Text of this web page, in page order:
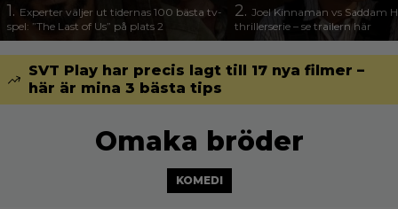
1. Experter väljer ut tidernas 100 bästa tv-
spel: ”The Last of Us” på plats 2
2. Joel Kinnaman vs Saddam
thrillerserie – se trailern här
SVT Play har precis lagt till 17 nya filmer –
här är mina 3 bästa tips
Omaka bröder
KOMEDI